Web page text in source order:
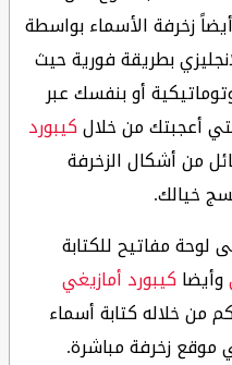
زخرفة الأسماء بواسطة
بطريقة فورية حيث
أو بنفسك عبر
أعجبتك من خلالكيبورد
من أشكال الزخرفة
خيالك.
مفاتيح للكتابة
وأيضاكيبورد أمازيغي
من خلاله كتابة أسماء
موقع زخرفة مباشرة.